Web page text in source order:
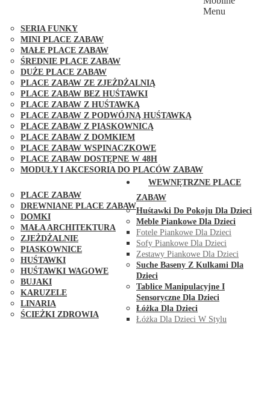
SERIA FUNKY
MINI PLACE ZABAW
MAŁE PLACE ZABAW
ŚREDNIE PLACE ZABAW
DUŻE PLACE ZABAW
PLACE ZABAW ZE ZJEŻDŻALNIĄ
PLACE ZABAW BEZ HUŚTAWKI
PLACE ZABAW Z HUŚTAWKĄ
PLACE ZABAW Z PODWÓJNĄ HUŚTAWKĄ
PLACE ZABAW Z PIASKOWNICĄ
PLACE ZABAW Z DOMKIEM
PLACE ZABAW WSPINACZKOWE
PLACE ZABAW DOSTĘPNE W 48H
MODUŁY I AKCESORIA DO PLACÓW ZABAW
PLACE ZABAW
DREWNIANE PLACE ZABAW
DOMKI
MAŁA ARCHITEKTURA
ZJEŻDŻALNIE
PIASKOWNICE
HUŚTAWKI
HUŚTAWKI WAGOWE
BUJAKI
KARUZELE
LINARIA
ŚCIEŻKI ZDROWIA
Menu
WEWNĘTRZNE PLACE
ZABAW
Huśtawki Do Pokoju Dla Dzieci
Meble Piankowe Dla Dzieci
Fotele Piankowe Dla Dzieci
Sofy Piankowe Dla Dzieci
Zestawy Piankowe Dla Dzieci
Suche Baseny Z Kulkami Dla
Dzieci
Tablice Manipulacyjne I
Sensoryczne Dla Dzieci
Łóżka Dla Dzieci
Łóżka Dla Dzieci W Stylu